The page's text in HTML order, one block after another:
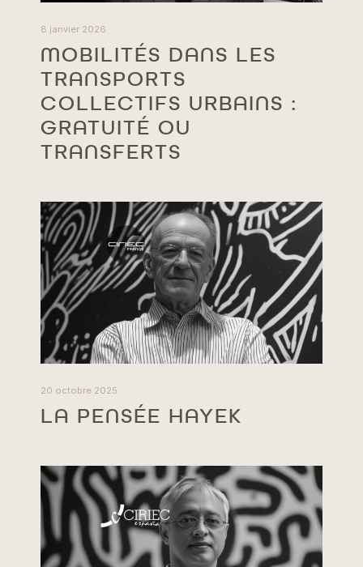
8 janvier 2026
MOBILITÉS DANS LES
TRANSPORTS
COLLECTIFS URBAINS :
GRATUITÉ OU
TRANSFERTS
20 octobre 2025
LA PENSÉE HAYEK